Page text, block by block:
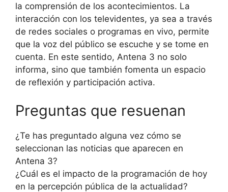
la comprensión de los acontecimientos. La
interacción con los televidentes, ya sea a través
de redes sociales o programas en vivo, permite
que la voz del público se escuche y se tome en
cuenta. En este sentido, Antena 3 no solo
informa, sino que también fomenta un espacio
de reflexión y participación activa.
Preguntas que resuenan
¿Te has preguntado alguna vez cómo se
seleccionan las noticias que aparecen en
Antena 3?
¿Cuál es el impacto de la programación de hoy
en la percepción pública de la actualidad?